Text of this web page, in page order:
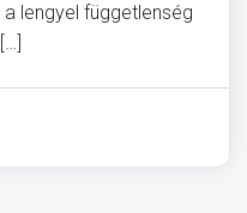
lengyel függetlenség